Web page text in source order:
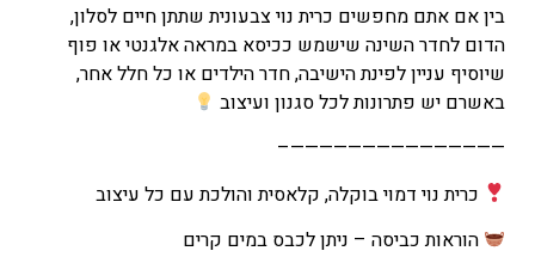
בין אם אתם מחפשים כרית נוי צבעונית שתתן חיים לסלון,
הדום לחדר השינה שישמש ככיסא במראה אלגנטי או פוף
שיוסיף עניין לפינת הישיבה, חדר הילדים או כל חלל אחר,
באשרם יש פתרונות לכל סגנון ועיצוב
———————————————–
כרית נוי דמוי בוקלה, קלאסית והולכת עם כל עיצוב
הוראות כביסה – ניתן לכבס במים קרים